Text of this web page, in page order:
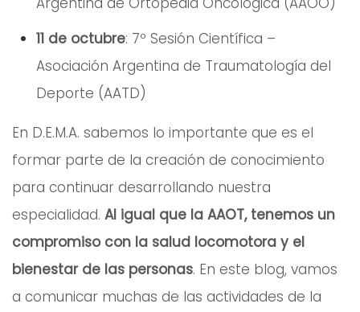
11 de octubre: 7º Sesión Científica –
Asociación Argentina de Traumatología del
Deporte (AATD)
En D.E.M.A. sabemos lo importante que es el
formar parte de la creación de conocimiento
para continuar desarrollando nuestra
especialidad. Al igual que la AAOT, tenemos un
compromiso con la salud locomotora y el
bienestar de las personas. En este blog, vamos
a comunicar muchas de las actividades de la